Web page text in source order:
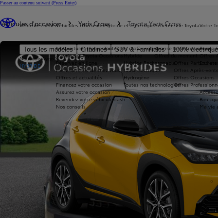
Passer au contenu suivant (Press Enter)
Véhicules neufs
Tous les modèles Citadines SUV & Familiales 100%
Nouvelle Aygo X
HYBRIDE
Véhicules d'occasion
Nos voitures d'occasion
Avantages Toyota Occasions
Réservez en ligne
Livraison près de chez vous
Offres et actualités
Financez votre occasion
Assurez votre occasion
Revendez votre véhicule cash
Nos conseils
Hybride et électrique
Toutes les motorisations
Hybride
Hybride Rechargeable
100% Électrique
Hydrogène
Toutes nos technologies
Acheter une Toyota
Reprise de votre voiture
Offres du moment
Offres Après-
Offres Occasions
Offres
Votre
Toyota
Offres
Ma vie
Véhicules d'occasion Yaris Cross Toyota Yaris Cross